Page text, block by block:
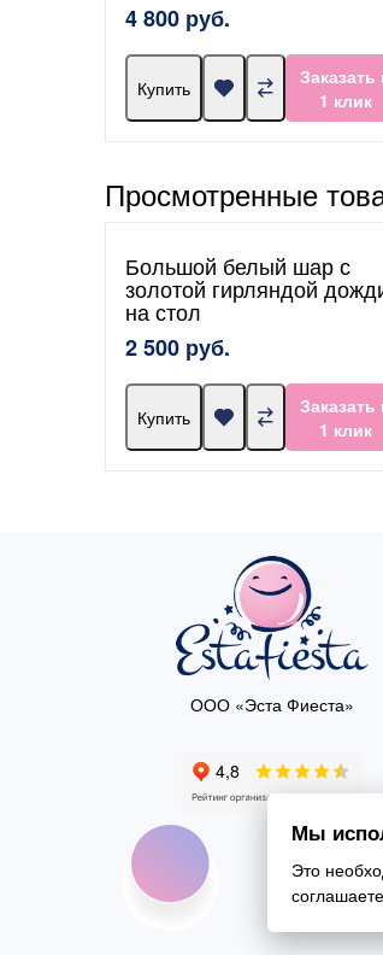
4 800 руб.
Купить
Заказать
1 клик
Просмотренные
Большой белый шар с
золотой гирляндой
на стол
2 500 руб.
Купить
Заказать
1 клик
ООО «Эста Фиеста»
Мы
Это